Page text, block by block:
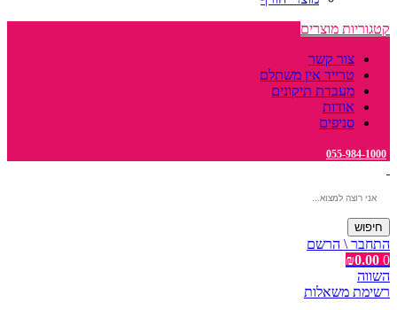
קטגוריות מוצרים
צור קשר
טרייד אין משתלם
מעבדת תיקונים
אודות
סניפים
055-984-1000
חיפוש
התחבר \ הרשם
0
₪0.00
השווה
רשימת משאלות